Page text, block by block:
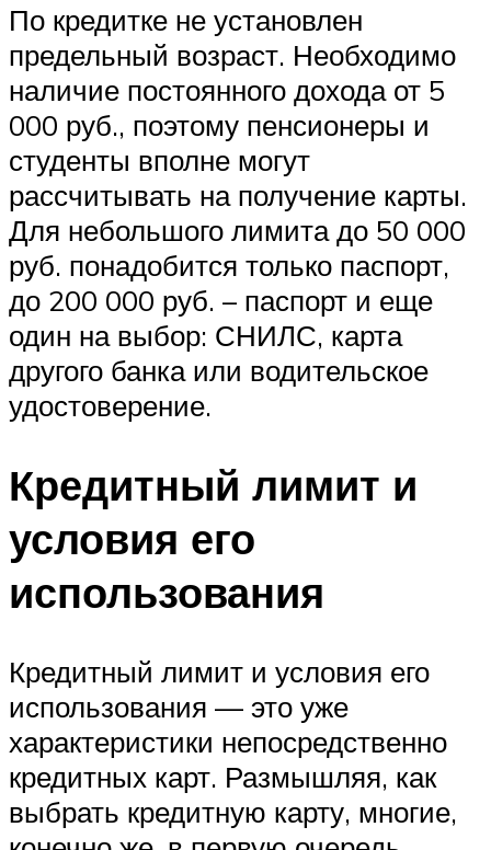
По кредитке не установлен
предельный возраст. Необходимо
наличие постоянного дохода от 5
000 руб., поэтому пенсионеры и
студенты вполне могут
рассчитывать на получение карты.
Для небольшого лимита до 50 000
руб. понадобится только паспорт,
до 200 000 руб. – паспорт и еще
один на выбор: СНИЛС, карта
другого банка или водительское
удостоверение.
Кредитный лимит и
условия его
использования
Кредитный лимит и условия его
использования — это уже
характеристики непосредственно
кредитных карт. Размышляя, как
выбрать кредитную карту, многие,